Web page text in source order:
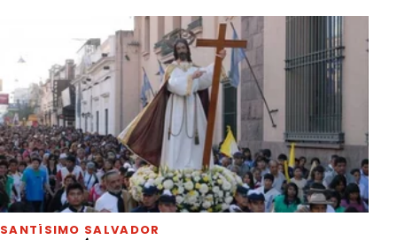
SANTÍSIMO SALVADOR